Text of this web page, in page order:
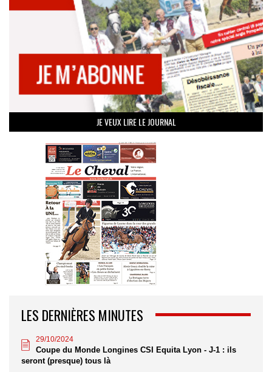
JE VEUX LIRE LE JOURNAL
LES DERNIÈRES MINUTES
29/10/2024
Coupe du Monde Longines CSI Equita Lyon - J-1 : ils
seront (presque) tous là